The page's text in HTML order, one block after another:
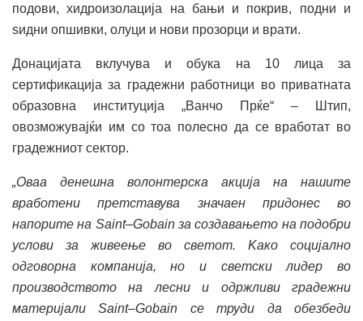
подови, хидроизолација на бањи и покрив, подни и
ѕидни опшивки, олуци и нови прозорци и врати.
Донацијата вклучува и обука на 10 лица за
сертификација за градежни работници во приватната
образовна институција „Ванчо Прќе“ – Штип,
овозможувајќи им со тоа полесно да се вработат во
градежниот сектор.
„Оваа денешна волонтерска акција на нашите
вработени претставува значаен придонес во
напорите на Saint–Gobainза создавањето на подобри
услови за живеење во светот. Kако социјално
одговорна компанија, но и светски лидер во
производството на лесни и одржливи градежни
материјалиSaint–Gobain се труди да обезбеди